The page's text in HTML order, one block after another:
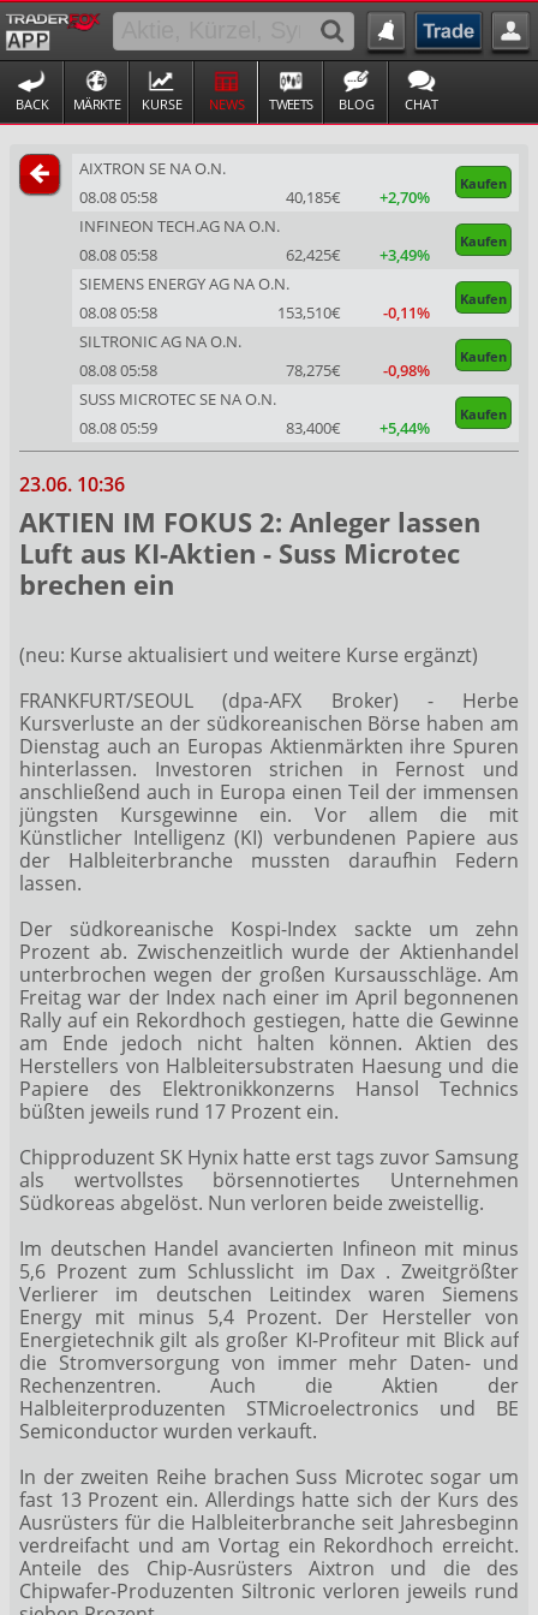
BACK MÄRKTE KURSE NEWS TWEETS BLOG CHAT
AIXTRON SE NA O.N.
Kaufen
08.08 05:58 40,185€
+2,70%
INFINEON TECH.AG NA O.N.
Kaufen
08.08 05:58 62,425€
+3,49%
SIEMENS ENERGY AG NA O.N.
Kaufen
08.08 05:58 153,510€
-0,11%
SILTRONIC AG NA O.N.
Kaufen
08.08 05:58 78,275€
-0,98%
SUSS MICROTEC SE NA O.N.
Kaufen
08.08 05:59 83,400€ +5,44%
23.06. 10:36
AKTIEN IM FOKUS 2: Anleger lassen
Luft aus KI-Aktien - Suss Microtec
brechen ein
(neu: Kurse aktualisiert und weitere Kurse ergänzt)
FRANKFURT/SEOUL (dpa-AFX Broker) - Herbe
Kursverluste an der südkoreanischen Börse haben am
Dienstag auch an Europas Aktienmärkten ihre Spuren
hinterlassen. Investoren strichen in Fernost und
anschließend auch in Europa einen Teil der immensen
jüngsten Kursgewinne ein. Vor allem die mit
Künstlicher Intelligenz (KI) verbundenen Papiere aus
der Halbleiterbranche mussten daraufhin Federn
lassen.
Der südkoreanische Kospi-Index sackte um zehn
Prozent ab. Zwischenzeitlich wurde der Aktienhandel
unterbrochen wegen der großen Kursausschläge. Am
Freitag war der Index nach einer im April begonnenen
Rally auf ein Rekordhoch gestiegen, hatte die Gewinne
am Ende jedoch nicht halten können. Aktien des
Herstellers von Halbleitersubstraten Haesung und die
Papiere des Elektronikkonzerns Hansol Technics
büßten jeweils rund 17 Prozent ein.
Chipproduzent SK Hynix hatte erst tags zuvor Samsung
als wertvollstes börsennotiertes Unternehmen
Südkoreas abgelöst. Nun verloren beide zweistellig.
Im deutschen Handel avancierten Infineon mit minus
5,6 Prozent zum Schlusslicht im Dax . Zweitgrößter
Verlierer im deutschen Leitindex waren Siemens
Energy mit minus 5,4 Prozent. Der Hersteller von
Energietechnik gilt als großer KI-Profiteur mit Blick auf
die Stromversorgung von immer mehr Daten- und
Rechenzentren. Auch die Aktien der
Halbleiterproduzenten STMicroelectronics und BE
Semiconductorwurden verkauft.
In der zweiten Reihe brachen Suss Microtec sogar um
fast 13 Prozent ein. Allerdings hatte sich der Kurs des
Ausrüsters für die Halbleiterbranche seit Jahresbeginn
verdreifacht und am Vortag ein Rekordhoch erreicht.
Anteile des Chip-Ausrüsters Aixtron und die des
Chipwafer-Produzenten Siltronic verloren jeweils rund